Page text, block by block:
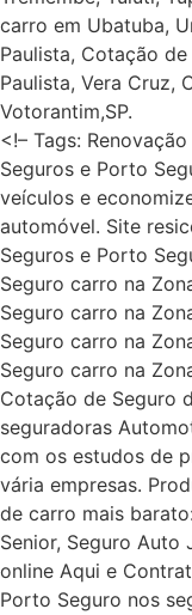
carro em Ubatuba,
Paulista, Cotação
Paulista, Vera Cruz,
Votorantim,SP.
<!– Tags:
Seguros e Porto
veículos e
automóvel. Site
Seguros e Porto
Seguro carro na
Seguro carro na
Seguro carro na
Seguro carro na
Cotação de Seguro
seguradoras
com os estudos de
vária empresas.
de carro mais
Senior, Seguro
online Aqui e
Porto Seguro nos